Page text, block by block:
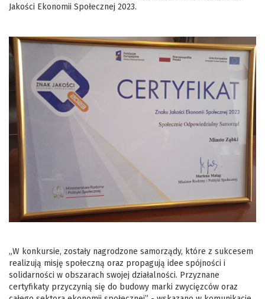
Jakości Ekonomii Społecznej 2023.
„W konkursie, zostały nagrodzone samorządy, które z sukcesem
realizują misję społeczną oraz propagują idee spójności i
solidarności w obszarach swojej działalności. Przyznane
certyfikaty przyczynią się do budowy marki zwycięzców oraz